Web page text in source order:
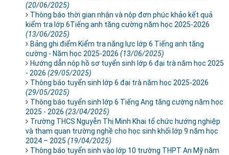
(20/06/2025)
Thông báo thời gian nhận và nộp đơn phúc khảo kết quả
kiểm tra lớp 6Tiếng anh tăng cường năm học 2025-2026
(13/06/2025)
Bảng ghi điểm Kiểm tra năng lực lớp 6 Tiếng anh tăng
cường - Năm học 2025-2026 (13/06/2025)
Hướng dẫn nộp hồ sơ tuyển sinh lớp 6 đại trà năm học 2025
- 2026 (29/05/2025)
Thông báo tuyển sinh lớp 6 đại trà năm học 2025-2026
(29/05/2025)
Thông báo tuyển sinh lớp 6 Tiếng Ang tăng cường năm học
2025 - 2026 (23/04/2025)
Trường THCS Nguyễn Thị Minh Khai tổ chức hướng nghiệp
và tham quan trường nghề cho học sinh khối lớp 9 năm học
2024 – 2025 (19/04/2025)
Thông báo tuyển sinh vào lớp 10 trường THPT An Mỹ năm